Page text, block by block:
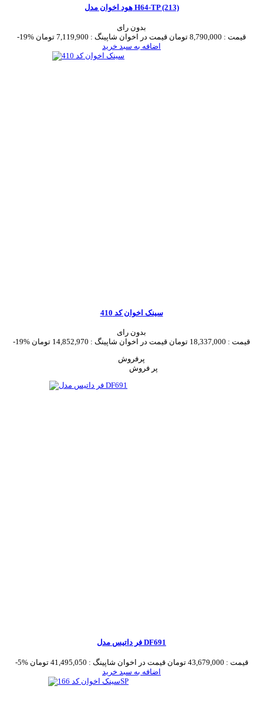
هود اخوان مدل H64-TP (213)
بدون رای
-19%
قیمت : 8,790,000 تومان قیمت در اخوان شاپینگ : 7,119,900 تومان
اضافه به سبد خرید
سینک اخوان کد 410
بدون رای
-19%
قیمت : 18,337,000 تومان قیمت در اخوان شاپینگ : 14,852,970 تومان
پرفروش
فر داتیس مدل DF691
-5% قیمت : 43,679,000 تومان قیمت در اخوان شاپینگ : 41,495,050 تومان
اضافه به سبد خرید